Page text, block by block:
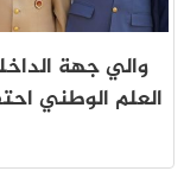
والي جهة
العلم الوطني احتفاءً